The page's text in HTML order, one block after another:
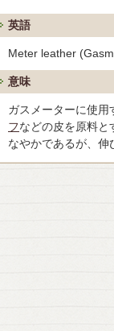
英語
Meter leather
意味
ガスメーターに使
フなどの皮を原料と
なやかであるが、